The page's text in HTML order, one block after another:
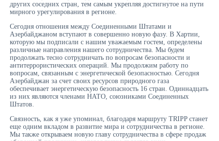
других соседних стран, тем самым укрепляя достигнутое на пути
мирного урегулирования в регионе.
Сегодня отношения между Соединенными Штатами и
Азербайджаном вступают в совершенно новую фазу. В Хартии,
которую мы подписали с нашим уважаемым гостем, определены
различные направления нашего сотрудничества. Мы будем
продолжать тесно сотрудничать по вопросам безопасности и
антитеррористических операций. Мы продолжим работу по
вопросам, связанным с энергетической безопасностью. Сегодня
Азербайджан за счет своих ресурсов природного газа
обеспечивает энергетическую безопасность 16 стран. Одиннадцать
из них являются членами НАТО, союзниками Соединенных
Штатов.
Связность, как я уже упоминал, благодаря маршруту TRIPP станет
еще одним вкладом в развитие мира и сотрудничества в регионе.
Мы также открываем новую главу сотрудничества в сфере продаж